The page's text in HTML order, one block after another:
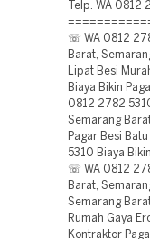
Telp. WA 0812
☏ WA 0812
Barat,
Lipat Besi
Biaya Bikin
0812 2782
Semarang
Pagar Besi
5310 Biaya
☏ WA 0812
Barat,
Semarang
Rumah Gaya
Kontraktor